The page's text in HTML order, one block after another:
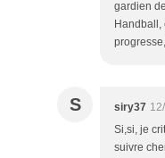
gardien
Handball,
S siry37
Si,si, je
suivre